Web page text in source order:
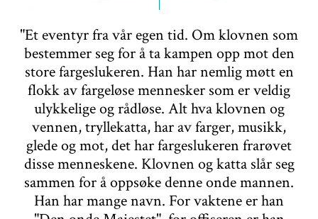
"Et eventyr fra vår egen tid. Om klovnen som
bestemmer seg for å ta kampen opp mot den
store fargeslukeren. Han har nemlig møtt en
flokk av fargeløse mennesker som er veldig
ulykkelige og rådløse. Alt hva klovnen og
vennen, tryllekatta, har av farger, musikk,
glede og mot, det har fargeslukeren frarøvet
disse menneskene. Klovnen og katta slår seg
sammen for å oppsøke denne onde mannen.
Han har mange navn. For vaktene er han